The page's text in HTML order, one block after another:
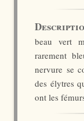
beau vert
rarement
nervure se
des élytres
ont les